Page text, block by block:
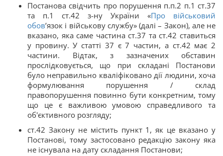
Постанова свідчить про порушення п.п.2 п.1 ст.37
та п.1 ст.42 з-ну України «Про військовий
обов’язок і військову службу» (далі – Закон), але не
вказано, яка саме частина ст.37 та ст.42 ставиться
у провину. У статті 37 є 7 частин, а ст.42 має 2
частини. Відтак, з зазначених обставин
прослідковується, що при складані Постанови
було неправильно кваліфіковано дії людини, хоча
формулювання порушення / склад
правопорушення повинно бути конкретним, тому
що це є важливою умовою справедливого та
об'єктивного розгляду;
ст.42 Закону не містить пункт 1, як це вказано у
Постанові, тому застосовано редакцію закону яка
не існувала на дату складання Постанови;